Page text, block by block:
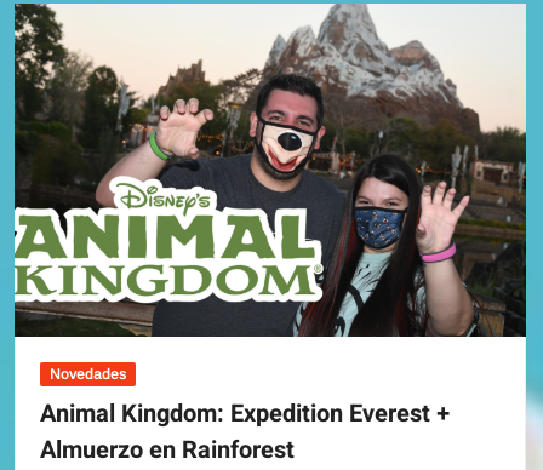
el
50
aniversario
de
Walt
Disney
World
Novedades
Animal Kingdom: Expedition Everest +
Almuerzo en Rainforest